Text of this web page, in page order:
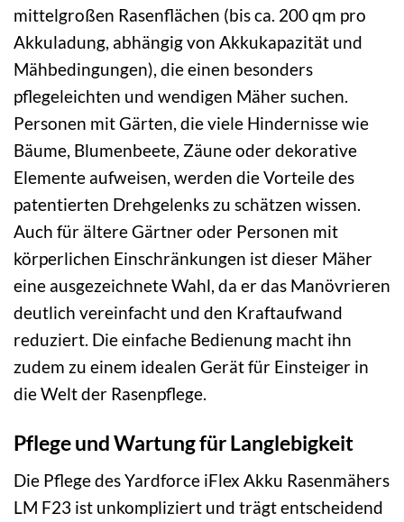
mittelgroßen Rasenflächen (bis ca. 200 qm pro
Akkuladung, abhängig von Akkukapazität und
Mähbedingungen), die einen besonders
pflegeleichten und wendigen Mäher suchen.
Personen mit Gärten, die viele Hindernisse wie
Bäume, Blumenbeete, Zäune oder dekorative
Elemente aufweisen, werden die Vorteile des
patentierten Drehgelenks zu schätzen wissen.
Auch für ältere Gärtner oder Personen mit
körperlichen Einschränkungen ist dieser Mäher
eine ausgezeichnete Wahl, da er das Manövrieren
deutlich vereinfacht und den Kraftaufwand
reduziert. Die einfache Bedienung macht ihn
zudem zu einem idealen Gerät für Einsteiger in
die Welt der Rasenpflege.
Pflege und Wartung für Langlebigkeit
Die Pflege des Yardforce iFlex Akku Rasenmähers
LM F23 ist unkompliziert und trägt entscheidend